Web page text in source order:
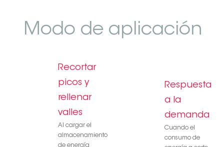
Modo de aplicación
Recortar
picos y
rellenar
valles
Al cargar el
almacenamiento
de energía
Respuesta
a la
demanda
Cuando el
consumo de